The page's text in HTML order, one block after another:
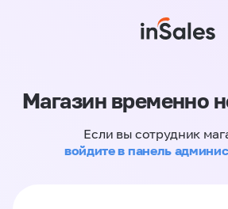
Магазин временно
Если вы сотрудник
войдите в панель